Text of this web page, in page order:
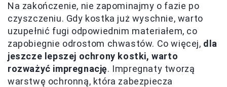
Na zakończenie, nie zapominajmy o fazie po
czyszczeniu. Gdy kostka już wyschnie, warto
uzupełnić fugi odpowiednim materiałem, co
zapobiegnie odrostom chwastów. Co więcej, dla
jeszcze lepszej ochrony kostki, warto
rozważyć impregnację. Impregnaty tworzą
warstwę ochronną, która zabezpiecza